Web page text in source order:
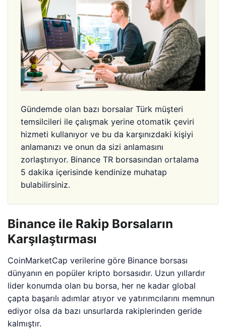
Gündemde olan bazı borsalar Türk müşteri
temsilcileri ile çalışmak yerine otomatik çeviri
hizmeti kullanıyor ve bu da karşınızdaki kişiyi
anlamanızı ve onun da sizi anlamasını
zorlaştırıyor. Binance TR borsasından ortalama
5 dakika içerisinde kendinize muhatap
bulabilirsiniz.
Binance ile Rakip Borsaların
Karşılaştırması
CoinMarketCap verilerine göre Binance borsası
dünyanın en popüler kripto borsasıdır. Uzun yıllardır
lider konumda olan bu borsa, her ne kadar global
çapta başarılı adımlar atıyor ve yatırımcılarını memnun
ediyor olsa da bazı unsurlarda rakiplerinden geride
kalmıştır.